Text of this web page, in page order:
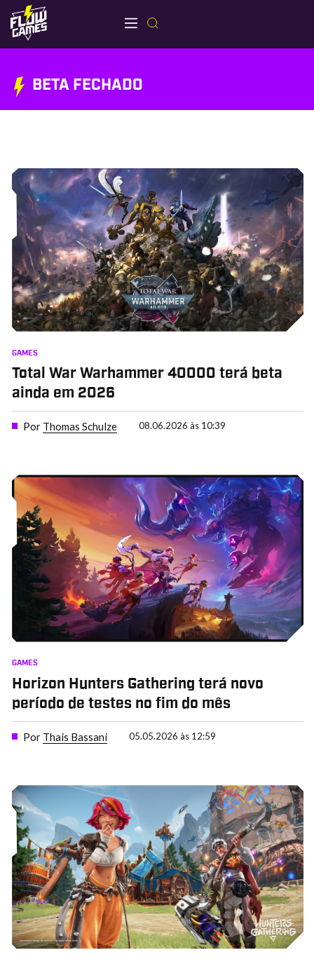
BETA FECHADO
GAMES
Total War Warhammer 40000 terá beta
ainda em 2026
Por Thomas Schulze 08.06.2026 às 10:39
GAMES
Horizon Hunters Gathering terá novo
período de testes no fim do mês
Por Thais Bassani 05.05.2026 às 12:59